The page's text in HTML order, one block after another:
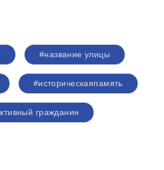
#название улицы
#историческаяпамять
гражданин